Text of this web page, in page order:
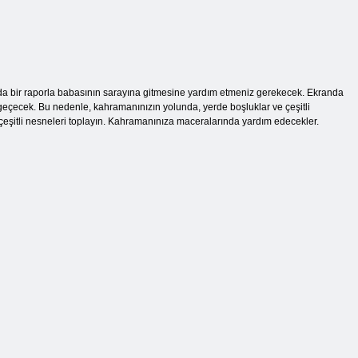
raporla babasının sarayına gitmesine yardım etmeniz gerekecek. Ekranda
Bu nedenle, kahramanınızın yolunda, yerde boşluklar ve çeşitli
nesneleri toplayın. Kahramanınıza maceralarında yardım edecekler.